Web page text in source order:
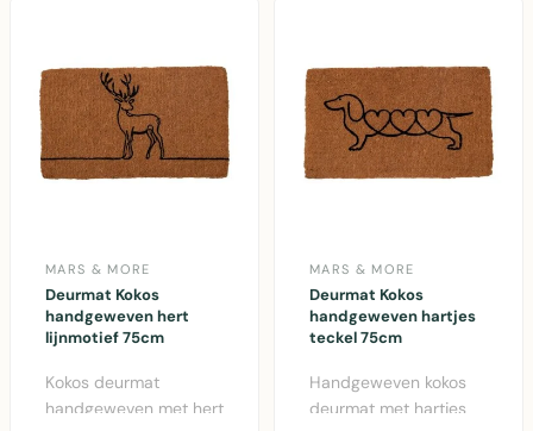
MARS & MORE
Deurmat Kokos
handgeweven hert
lijnmotief 75cm
Kokos deurmat
handgeweven met hert
MARS & MORE
Deurmat Kokos
handgeweven hartjes
teckel 75cm
Handgeweven kokos
deurmat met hartjes